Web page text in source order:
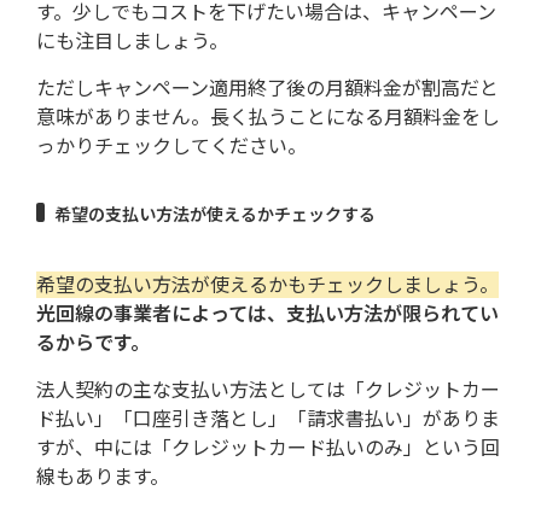
す。少しでもコストを下げたい場合は、キャンペーン
にも注目しましょう。
ただしキャンペーン適用終了後の月額料金が割高だと
意味がありません。長く払うことになる月額料金をし
っかりチェックしてください。
希望の支払い方法が使えるかチェックする
希望の支払い方法が使えるかもチェックしましょう。
光回線の事業者によっては、支払い方法が限られてい
るからです。
法人契約の主な支払い方法としては「クレジットカー
ド払い」「口座引き落とし」「請求書払い」がありま
すが、中には「クレジットカード払いのみ」という回
線もあります。